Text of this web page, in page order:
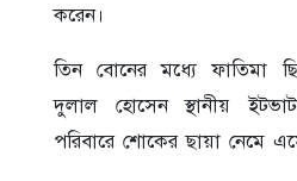
করেন।
তিন বোনের মধ্যে ফাতিমা
দুলাল হোসেন স্থানীয়
পরিবারে শোকের ছায়া নেমে